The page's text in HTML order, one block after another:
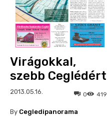
Virágokkal,
szebb Ceglédért
2013.05.16. 419
0
By Cegledipanorama